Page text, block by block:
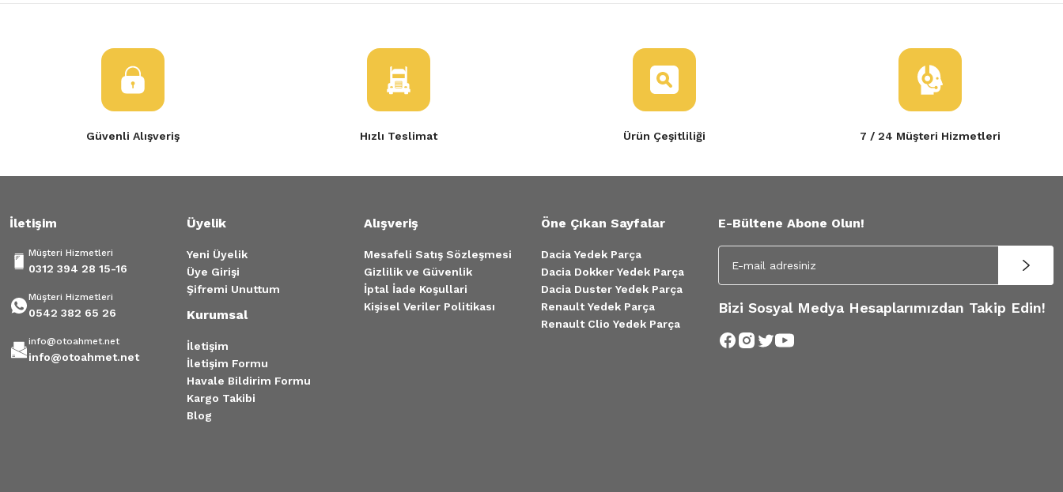
Ürün açıklamasında eksik bilgiler bulunuyor.
Ürün fiyatı diğer sitelerden daha pahalı.
Bu ürüne benzer farklı alternatifler olmalı.
Güvenli Alışveriş Hızlı Teslimat Ürün Çeşitliliği 7 / 24 Müşteri Hizmetleri
İletişim
Müşteri Hizmetleri
0312 394 28 15-16
Müşteri Hizmetleri
0542 382 65 26
info@otoahmet.net
info@otoahmet.net
Üyelik
Yeni Üyelik
Üye Girişi
Şifremi Unuttum
Kurumsal
İletişim
İletişim Formu
Havale Bildirim Formu
Kargo Takibi
Blog
Alışveriş
Mesafeli Satış Sözleşmesi
Gizlilik ve Güvenlik
İptal İade Koşullari
Kişisel Veriler Politikası
Öne Çıkan Sayfalar
Dacia Yedek Parça
Dacia Dokker Yedek Parça
Dacia Duster Yedek Parça
Renault Yedek Parça
Renault Clio Yedek Parça
E-Bültene Abone Olun!
Bizi Sosyal Medya Hesaplarımızdan Takip Edin!